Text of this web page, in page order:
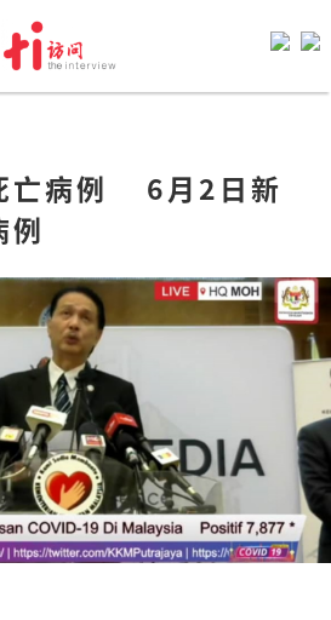
亡病例    6月2日新
例